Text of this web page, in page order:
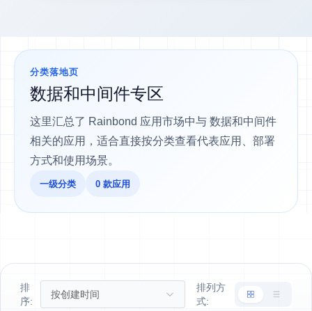
分类落地页
数据和中间件专区
这里汇总了 Rainbond 应用市场中与 数据和中间件
相关的应用，适合直接按分类查看代表应用、部署
方式和使用场景。
一级分类 0 款应用
排
序:
排列方
式: